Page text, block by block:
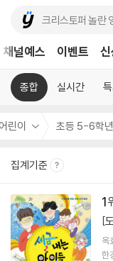
채널예스 이벤트
종합 실시간
린이 초등 5-6학년
집계기준
1
[
옥
한